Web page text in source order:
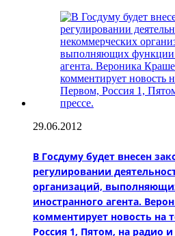
29.06.2012
В Госдуму будет внесен
регулировании
организаций,
иностранного агента.
комментирует новость на
Россия 1, Пятом, на радио и